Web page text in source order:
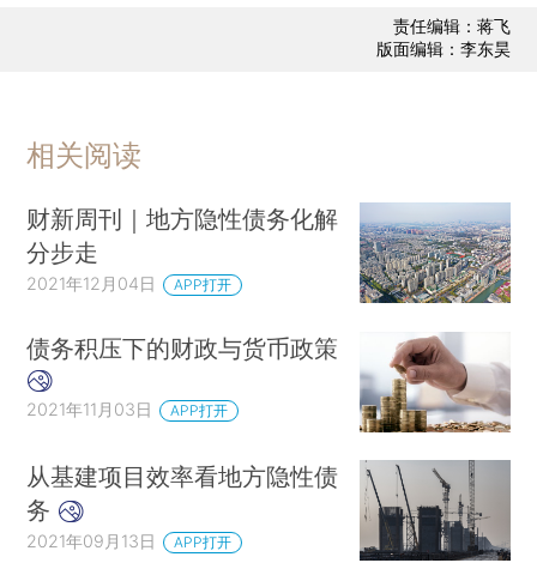
责任编辑：蒋飞
版面编辑：李东昊
相关阅读
财新周刊｜地方隐性债务化解
分步走
2021年12月04日 APP打开
债务积压下的财政与货币政策
2021年11月03日 APP打开
从基建项目效率看地方隐性债
务
2021年09月13日 APP打开